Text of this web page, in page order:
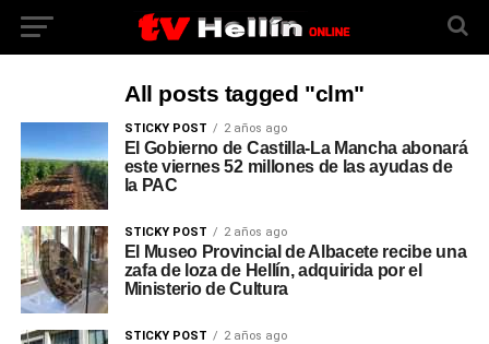
All posts tagged "clm"
STICKY POST 2 años ago
El Gobierno de Castilla-La Mancha abonará
este viernes 52 millones de las ayudas de
la PAC
STICKY POST 2 años ago
El Museo Provincial de Albacete recibe una
zafa de loza de Hellín, adquirida por el
Ministerio de Cultura
STICKY POST 2 años ago